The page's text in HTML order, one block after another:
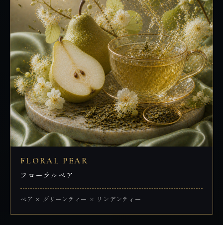
FLORAL PEAR
フローラルペア
ペア × グリーンティー × リンデンティー